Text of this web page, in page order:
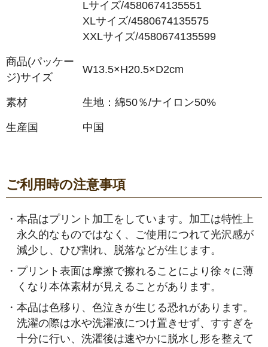
Lサイズ/4580674135551
XLサイズ/4580674135575
XXLサイズ/4580674135599
商品(パッケー
ジ)サイズ
W13.5×H20.5×D2cm
素材 生地：綿50％/ナイロン50%
生産国 中国
ご利用時の注意事項
・ 本品はプリント加工をしています。加工は特性上
永久的なものではなく、ご使用につれて光沢感が
減少し、ひび割れ、脱落などが生じます。
・ プリント表面は摩擦で擦れることにより徐々に薄
くなり本体素材が見えることがあります。
・ 本品は色移り、色泣きが生じる恐れがあります。
洗濯の際は水や洗濯液につけ置きせず、すすぎを
十分に行い、洗濯後は速やかに脱水し形を整えて